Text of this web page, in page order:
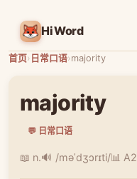
HiWord
首页› 日常口语›majority
majority
💬 日常口语
📖 n.🔊 /məˈdʒɔrɪti/📊 A2